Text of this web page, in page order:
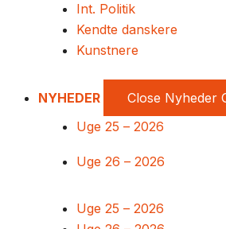
Int. Politik
Kendte danskere
Kunstnere
NYHEDER Close Nyheder
Uge 25 – 2026
Uge 26 – 2026
Uge 25 – 2026